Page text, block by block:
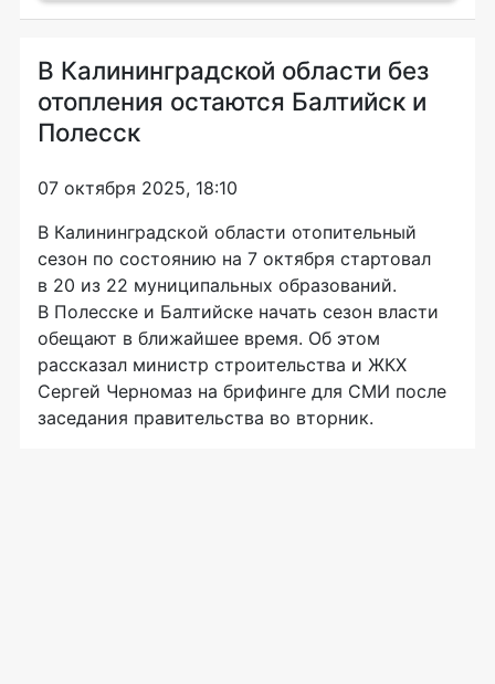
В Калининградской области без
отопления остаются Балтийск и
Полесск
07 октября 2025, 18:10
В Калининградской области отопительный
сезон по состоянию на 7 октября стартовал
в 20 из 22 муниципальных образований.
В Полесске и Балтийске начать сезон власти
обещают в ближайшее время. Об этом
рассказал министр строительства и ЖКХ
Сергей Черномаз на брифинге для СМИ после
заседания правительства во вторник.